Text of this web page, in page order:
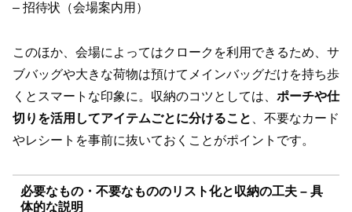
– 招待状（会場案内用）
このほか、会場によってはクロークを利用できるため、サ
ブバッグや大きな荷物は預けてメインバッグだけを持ち歩
くとスマートな印象に。収納のコツとしては、 ポーチや仕
切りを活用してアイテムごとに分けること
、不要なカード
やレシートを事前に抜いておくことがポイントです。
必要なもの・不要なもののリスト化と収納の工夫 – 具
体的な説明